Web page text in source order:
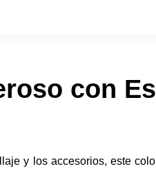
con
y los accesorios, este